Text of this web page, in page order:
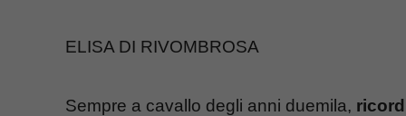
ELISA DI RIVOMBROSA
Sempre a cavallo degli anni duemila,